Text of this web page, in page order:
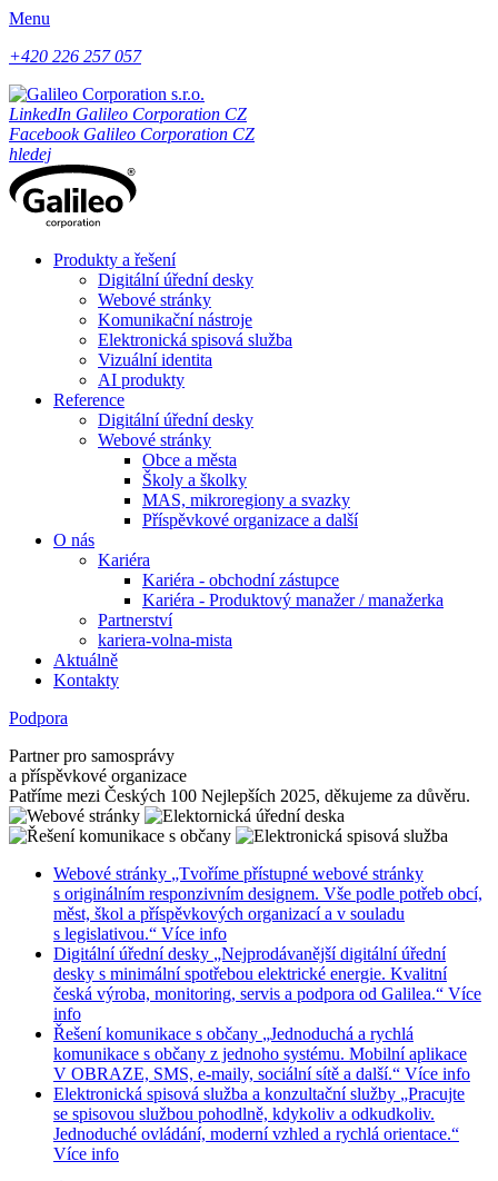
Menu
+420 226 257 057
LinkedIn Galileo Corporation CZ
Facebook Galileo Corporation CZ
hledej
Produkty a řešení
Digitální úřední desky
Webové stránky
Komunikační nástroje
Elektronická spisová služba
Vizuální identita
AI produkty
Reference
Digitální úřední desky
Webové stránky
Obce a města
Školy a školky
MAS, mikroregiony a svazky
Příspěvkové organizace a další
O nás
Kariéra
Kariéra - obchodní zástupce
Kariéra - Produktový manažer / manažerka
Partnerství
kariera-volna-mista
Aktuálně
Kontakty
Podpora
Partner pro samosprávy
a příspěvkové organizace
Patříme mezi Českých 100 Nejlepších 2025, děkujeme za důvěru.
Webové stránky „Tvoříme přístupné webové stránky
s originálním responzivním designem. Vše podle potřeb obcí,
měst, škol a příspěvkových organizací a v souladu
s legislativou.“ Více info
Digitální úřední desky „Nejprodávanější digitální úřední
desky s minimální spotřebou elektrické energie. Kvalitní
česká výroba, monitoring, servis a podpora od Galilea.“ Více
info
Řešení komunikace s občany „Jednoduchá a rychlá
komunikace s občany z jednoho systému. Mobilní aplikace
V OBRAZE, SMS, e-maily, sociální sítě a další.“ Více info
Elektronická spisová služba a konzultační služby „Pracujte
se spisovou službou pohodlně, kdykoliv a odkudkoliv.
Jednoduché ovládání, moderní vzhled a rychlá orientace.“
Více info